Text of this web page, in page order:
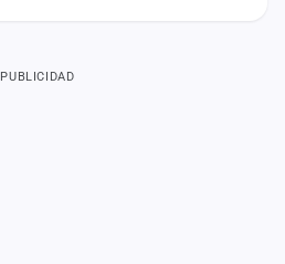
PUBLICIDAD